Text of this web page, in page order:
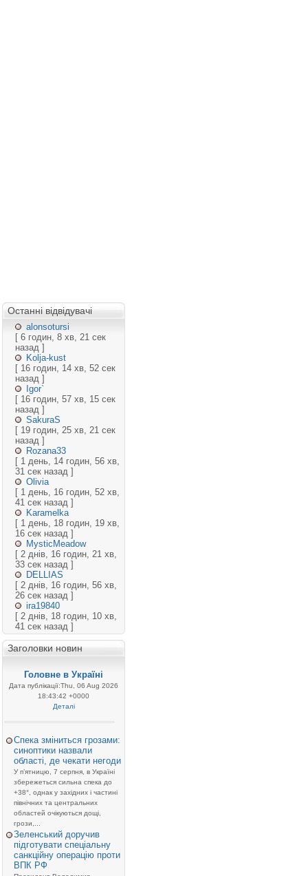
Останні відвідувачі
alonsotursi
[ 6 годин, 8 хв, 21 сек
назад ]
Kolja-kust
[ 16 годин, 14 хв, 52 сек
назад ]
Igor`
[ 16 годин, 57 хв, 15 сек
назад ]
SakuraS
[ 19 годин, 25 хв, 21 сек
назад ]
Rozana33
[ 1 день, 14 годин, 56 хв,
31 сек назад ]
Olivia
[ 1 день, 16 годин, 52 хв,
41 сек назад ]
Karamelka
[ 1 день, 18 годин, 19 хв,
16 сек назад ]
MysticMeadow
[ 2 днів, 16 годин, 21 хв,
33 сек назад ]
DELLIAS
[ 2 днів, 16 годин, 56 хв,
26 сек назад ]
ira19840
[ 2 днів, 18 годин, 10 хв,
41 сек назад ]
Заголовки новин
Головне в Україні
Дата публікації:Thu, 06 Aug 2026
18:43:42 +0000
Деталі
Спека зміниться грозами:
синоптики назвали
області, де чекати негоди
У п’ятницю, 7 серпня, в Україні
збережеться сильна спека до
+38°, однак у західних і частині
північних та центральних
областей очікуються дощі,
грози,...
Зеленський доручив
підготувати спеціальну
санкційну операцію проти
ВПК РФ